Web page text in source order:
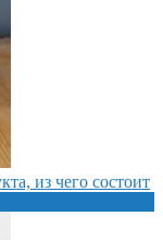
из чего состоит